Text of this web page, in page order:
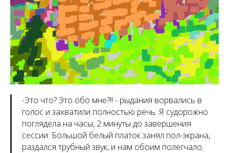
-Это что? Это обо мне?!! - рыдания ворвались в
голос и захватили полностью речь. Я судорожно
поглядела на часы, 2 минуты до завершения
сессии. Большой белый платок занял пол-экрана,
раздался трубный звук, и нам обоим полегчало.